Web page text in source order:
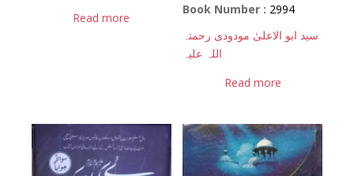
Read more
Book Number : 2994
سید ابو الاعلیٰ مودودی رحمتہ
اللہ علیہ
Read more